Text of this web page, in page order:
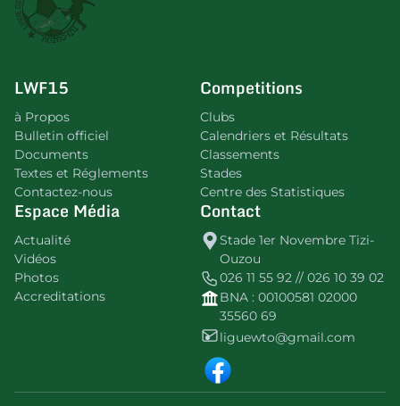
LWF15
à Propos
Bulletin officiel
Documents
Textes et Réglements
Contactez-nous
Competitions
Clubs
Calendriers et Résultats
Classements
Stades
Centre des Statistiques
Espace Média
Actualité
Vidéos
Photos
Accreditations
Contact
Stade 1er Novembre Tizi-
Ouzou
026 11 55 92 // 026 10 39 02
BNA : 00100581 02000
35560 69
liguewto@gmail.com